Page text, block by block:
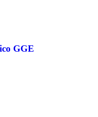
GGE